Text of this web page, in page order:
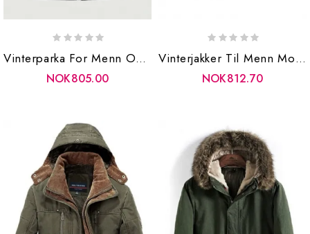
Vinterparka For Menn Overvinner Minkpels Fritidsjakke Pels Stående Kragejakke Vinterjakke Og Frakk
NOK805.00
Vinterjakker Til Menn Motorsykkeljakke Klær Parkas Herrefrakk Varsity Yttertøy
NOK812.70